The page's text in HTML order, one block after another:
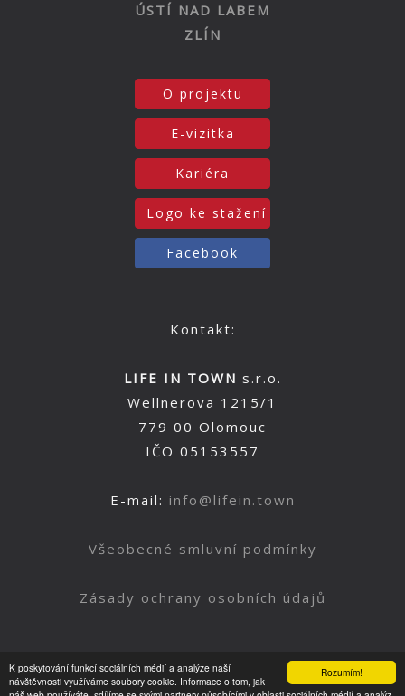
Rozumím!
K poskytování funkcí sociálních médií a analýze naší
návštěvnosti využíváme soubory cookie. Informace o tom, jak
ÚSTÍ NAD LABEM
ZLÍN
O projektu
E-vizitka
Kariéra
Logo ke stažení
Facebook
Kontakt:
LIFE IN TOWN s.r.o.
Wellnerova 1215/1
779 00 Olomouc
IČO 05153557
E-mail: info@lifein.town
Všeobecné smluvní podmínky
Zásady ochrany osobních údajů
Nahoru